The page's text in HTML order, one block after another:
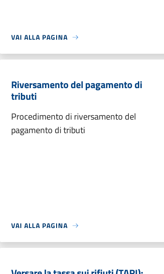
VAI ALLA PAGINA
Riversamento del pagamento di
tributi
Procedimento di riversamento del
pagamento di tributi
VAI ALLA PAGINA